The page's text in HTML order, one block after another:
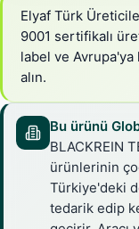
Elyaf Türk
9001 sertifikalı
label ve Avrupa'ya
alın.
Bu ürünü
BLACKREIN
ürünlerinin
Türkiye'deki
tedarik edip